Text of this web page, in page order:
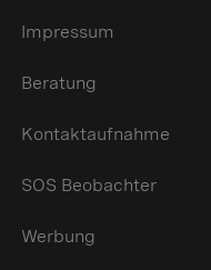
Impressum
Beratung
Kontaktaufnahme
SOS Beobachter
Werbung